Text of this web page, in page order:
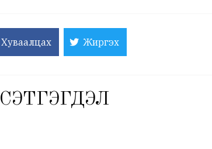
Хуваалцах Жиргэх
СЭТГЭГДЭЛ